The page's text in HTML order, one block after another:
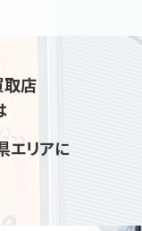
取店
エリアに